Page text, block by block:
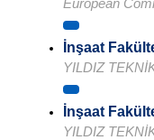
İnşaat
YILDIZ
İnşaat
YILDIZ